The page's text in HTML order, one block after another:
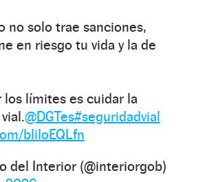
no solo trae sanciones,
en riesgo tu vida y la de
los límites es cuidar la
@DGTes#seguridadvial
bIiIoEQLfn
del Interior (@interiorgob)